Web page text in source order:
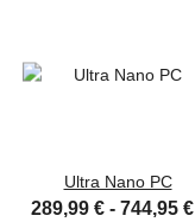
Ultra Nano PC
289,99 € - 744,95 €